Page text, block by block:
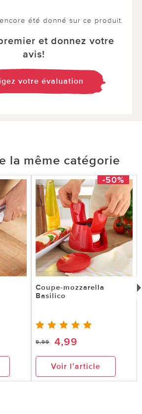
été donné sur ce produit.
et donnez votre
avis!
votre évaluation
la même catégorie
-50%
Coupe-mozzarella
Basilico
9,99 4,99
Voir l’article